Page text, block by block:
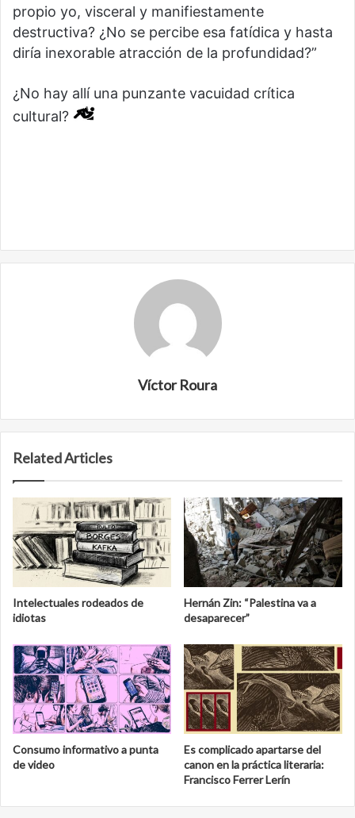
propio yo, visceral y manifiestamente
destructiva? ¿No se percibe esa fatídica y hasta
diría inexorable atracción de la profundidad?”
¿No hay allí una punzante vacuidad crítica
cultural?
Víctor Roura
Related Articles
Intelectuales rodeados de
idiotas
Hernán Zin: “Palestina va a
desaparecer”
Consumo informativo a punta
de video
Es complicado apartarse del
canon en la práctica literaria:
Francisco Ferrer Lerín